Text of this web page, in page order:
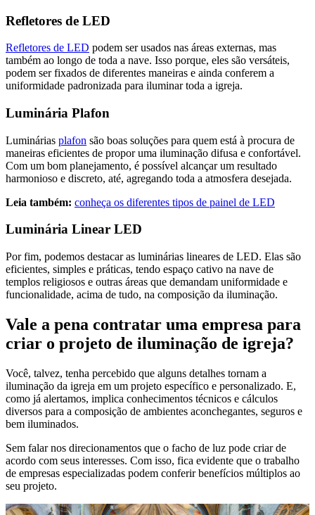
Refletores de LED
Refletores de LED podem ser usados nas áreas externas, mas
também ao longo de toda a nave. Isso porque, eles são versáteis,
podem ser fixados de diferentes maneiras e ainda conferem a
uniformidade padronizada para iluminar toda a igreja.
Luminária Plafon
Luminárias plafon são boas soluções para quem está à procura de
maneiras eficientes de propor uma iluminação difusa e confortável.
Com um bom planejamento, é possível alcançar um resultado
harmonioso e discreto, até, agregando toda a atmosfera desejada.
Leia também: conheça os diferentes tipos de painel de LED
Luminária Linear LED
Por fim, podemos destacar as luminárias lineares de LED. Elas são
eficientes, simples e práticas, tendo espaço cativo na nave de
templos religiosos e outras áreas que demandam uniformidade e
funcionalidade, acima de tudo, na composição da iluminação.
Vale a pena contratar uma empresa para
criar o projeto de iluminação de igreja?
Você, talvez, tenha percebido que alguns detalhes tornam a
iluminação da igreja em um projeto específico e personalizado. E,
como já alertamos, implica conhecimentos técnicos e cálculos
diversos para a composição de ambientes aconchegantes, seguros e
bem iluminados.
Sem falar nos direcionamentos que o facho de luz pode criar de
acordo com seus interesses. Com isso, fica evidente que o trabalho
de empresas especializadas podem conferir benefícios múltiplos ao
seu projeto.